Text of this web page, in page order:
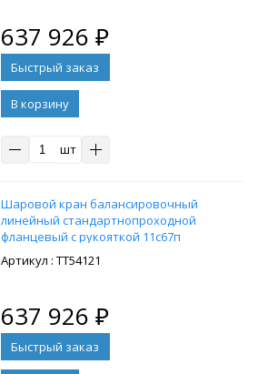
637 926 ₽
В корзину
шт
Шaровой кpан балансировочный
линейный стандартнопроходной
флaнцевый с рукояткой 11c67п
11ЦлФ.00.1 PN25 DN250/200, , cт. 20
: ТТ54121
637 926 ₽